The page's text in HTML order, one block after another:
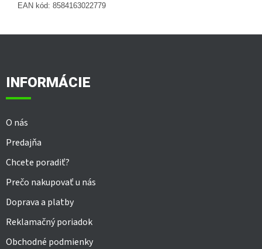
EAN kód: 8584163022779
INFORMÁCIE
O nás
Predajňa
Chcete poradiť?
Prečo nakupovať u nás
Doprava a platby
Reklamačný poriadok
Obchodné podmienky